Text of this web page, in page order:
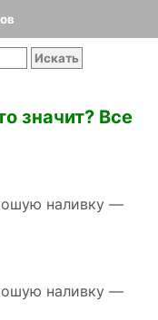
значит? Все
наливку —
наливку —